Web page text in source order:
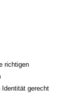
richtigen
Identität gerecht